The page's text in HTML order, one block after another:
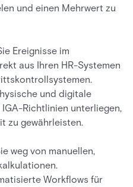
und einen Mehrwert zu
Ereignisse im
aus Ihren HR-Systemen
und digitale
Richtlinien unterliegen,
zu gewährleisten.
weg von manuellen,
Workflows für